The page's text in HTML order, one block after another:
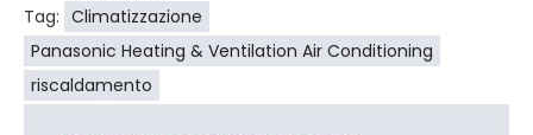
Tag: Climatizzazione
Panasonic Heating & Ventilation Air Conditioning
riscaldamento